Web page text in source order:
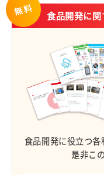
無料 食品開発に
食品開発に役立つ各
是非こ